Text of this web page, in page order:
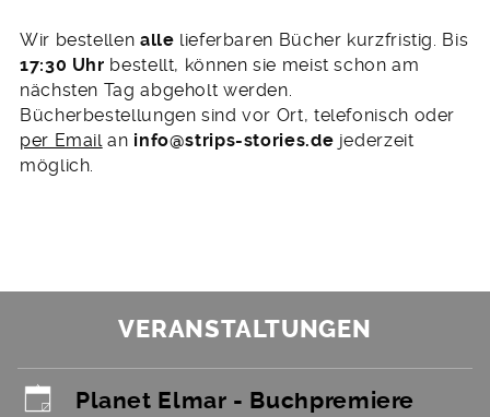
Wir bestellen alle lieferbaren Bücher kurzfristig. Bis
17:30 Uhr bestellt, können sie meist schon am
nächsten Tag abgeholt werden.
Bücherbestellungen sind vor Ort, telefonisch oder
per Email an info@strips-stories.de jederzeit
möglich.
VERANSTALTUNGEN
Planet Elmar - Buchpremiere